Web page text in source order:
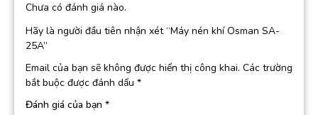
Chưa có đánh giá nào.
Hãy là người đầu tiên nhận xét “Máy nén khí Osman SA-
25A”
Email của bạn sẽ không được hiển thị công khai. Các trường
bắt buộc được đánh dấu *
Đánh giá của bạn *